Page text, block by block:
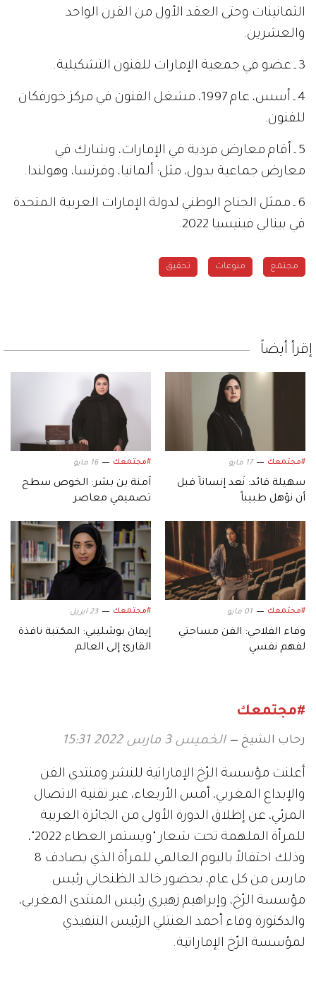
الثمانينات وحتى العقد الأول من القرن الواحد
والعشرين.
3 ـ عضو في جمعية الإمارات للفنون التشكيلية.
4 ـ أسس، عام 1997، مشغل الفنون في مركز خورفكان
للفنون.
5 ـ أقام معارض فردية في الإمارات، وشارك في
معارض جماعية بدول، مثل: ألمانيا، وفرنسا، وهولندا.
6 ـ ممثل الجناح الوطني لدولة الإمارات العربية المتحدة
في بينالي فينيسيا 2022.
مجتمع منوعات تحقيق
إقرأ أيضاً
#مجتمعك 17 مايو
سهيلة قائد: نُعد إنساناً قبل
أن نؤهل طبيباً
#مجتمعك 16 مايو
آمنة بن بشر: الخوص سطح
تصميمي معاصر
#مجتمعك 01 مايو
وفاء الفلاحي: الفن مساحتي
لفهم نفسي
#مجتمعك 23 ابريل
إيمان بوشليبي: المكتبة نافذة
القارئ إلى العالم
#مجتمعك
رحاب الشيخ الخميس 3 مارس 2022 15:31
أعلنت مؤسسة الرّخ الإماراتية للنشر ومنتدى الفن
والإبداع المغربي، أمس الأربعاء، عبر تقنية الاتصال
المرئي، عن إطلاق الدورة الأولى من الجائزة العربية
للمرأة الملهمة تحت شعار "ويستمر العطاء 2022"،
وذلك احتفالاً باليوم العالمي للمرأة الذي يصادف 8
مارس من كل عام، بحضور خالد الظنحاني رئيس
مؤسسة الرّخ، وإبراهيم زهيري رئيس المنتدى المغربي،
والدكتورة وفاء أحمد العنتلي الرئيس التنفيذي
لمؤسسة الرّخ الإماراتية.